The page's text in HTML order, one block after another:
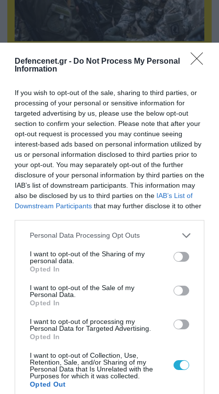
Defencenet.gr - Do Not Process My Personal
Information
If you wish to opt-out of the sale, sharing to third parties, or
processing of your personal or sensitive information for
targeted advertising by us, please use the below opt-out
section to confirm your selection. Please note that after your
opt-out request is processed you may continue seeing
interest-based ads based on personal information utilized by
us or personal information disclosed to third parties prior to
your opt-out. You may separately opt-out of the further
disclosure of your personal information by third parties on the
IAB’s list of downstream participants. This information may
also be disclosed by us to third parties on the IAB’s List of
Downstream Participants that may further disclose it to other
Please note that this website/app uses one or more Google
not limited to your visit or usage behaviour. You may click to
grant or deny consent to Google and its third-party tags to
use your data for below specified purposes in below Google
consent section.
Personal Data Processing Opt Outs
I want to opt-out of the Sharing of my
personal data.
Opted In
I want to opt-out of the Sale of my
Personal Data.
Opted In
I want to opt-out of processing my
Personal Data for Targeted Advertising.
Opted In
I want to opt-out of Collection, Use,
Retention, Sale, and/or Sharing of my
Personal Data that Is Unrelated with the
Purposes for which it was collected.
Opted Out
«Κεραυνοί» της ρωσικής Βοστόκ κατέκαψαν
εξοπλισμό των ΗΠΑ με Ουκρανούς και
Ο Γιάννης Αλαφούζος «τέλειωσε» τον
Κωνσταντίνο Ζούλα από τον ΣΚΑΪ – Ο λόγος της
απομάκρυνσής του